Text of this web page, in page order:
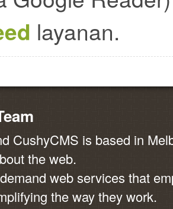
layanan.
CushyCMS is based in
the web.
web services that
the way they work.